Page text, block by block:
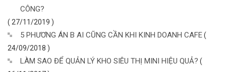
CÔNG?
( 27/11/2019 )
5 PHƯƠNG ÁN B AI CŨNG CẦN KHI KINH DOANH CAFE(
24/09/2018 )
LÀM SAO ĐỂ QUẢN LÝ KHO SIÊU THỊ MINI HIỆU QUẢ? (